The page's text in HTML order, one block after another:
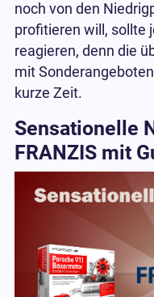
noch von den
profitieren will, sollte
reagieren, denn die
mit
kurze Zeit.
Sensationelle
FRANZIS mit